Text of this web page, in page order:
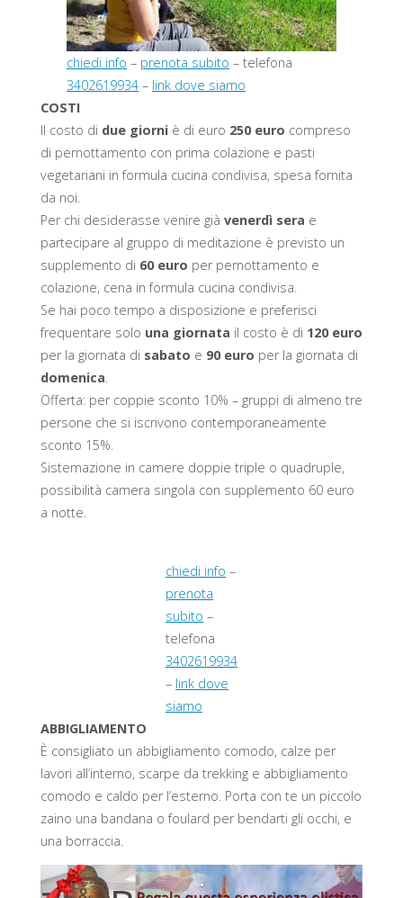
chiedi info – prenota subito – telefona
3402619934 – link dove siamo
COSTI
Il costo di due giorniè di euro 250 euro compreso
di pernottamento con prima colazione e pasti
vegetariani in formula cucina condivisa, spesa fornita
da noi.
Per chi desiderasse venire già venerdì sera e
partecipare al gruppo di meditazione è previsto un
supplemento di 60 euro per pernottamento e
colazione, cena in formula cucina condivisa.
Se hai poco tempo a disposizione e preferisci
frequentare solo una giornata il costo è di 120 euro
per la giornata di sabato e 90 euro per la giornata di
domenica.
Offerta: per coppie sconto 10% – gruppi di almeno tre
persone che si iscrivono contemporaneamente
sconto 15%.
Sistemazione in camere doppie triple o quadruple,
possibilità camera singola con supplemento 60 euro
a notte.
chiedi info –
prenota
subito –
telefona
3402619934
– link dove
siamo
ABBIGLIAMENTO
È consigliato un abbigliamento comodo, calze per
lavori all’interno, scarpe da trekking e abbigliamento
comodo e caldo per l’esterno. Porta con te un piccolo
zaino una bandana o foulard per bendarti gli occhi, e
una borraccia.
.